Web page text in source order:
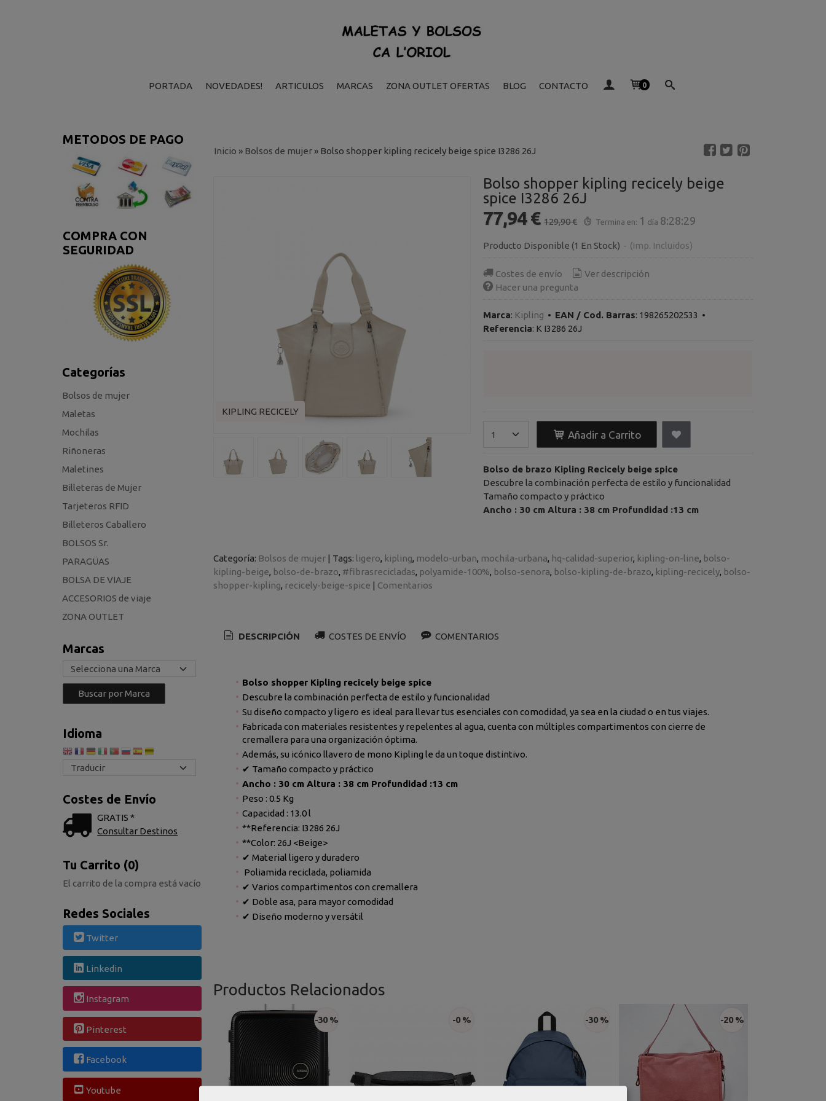
PORTADA NOVEDADES! ARTICULOS MARCAS ZONA OUTLET OFERTAS BLOG CONTACTO 0
METODOS DE PAGO
COMPRA CON
SEGURIDAD
Categorías
Bolsos de mujer
Maletas
Mochilas
Riñoneras
Maletines
Billeteras de Mujer
Tarjeteros RFID
Billeteros Caballero
BOLSOS Sr.
PARAGÜAS
BOLSA DE VIAJE
ACCESORIOS de viaje
ZONA OUTLET
Marcas
Idioma
Costes de Envío
GRATIS *
Consultar Destinos
Tu Carrito (0)
El carrito de la compra está vacío
Redes Sociales
Twitter
Linkedin
Instagram
Pinterest
Facebook
Youtube
Inicio » Bolsos de mujer» Bolso shopper kipling recicely beige spice I3286 26J
KIPLING RECICELY
Bolso shopper kipling recicely beige
spice I3286 26J
77,94 € 129,90 € Termina en: 1 día 8:28:28
Producto Disponible (1 En Stock) - (Imp. Incluidos)
Costes de envío
Ver descripción
Hacer una pregunta
Marca: Kipling • EAN / Cod. Barras: 198265202533 •
Referencia: K I3286 26J
Añadir a Carrito
Bolso de brazo Kipling Recicely beige spice
Descubre la combinación perfecta de estilo y funcionalidad
Tamaño compacto y práctico
Ancho : 30 cm Altura : 38 cm Profundidad :13 cm
Categoría: Bolsos de mujer| Tags: ligero kipling modelo-urban mochila-urbana hq-calidad-superior kipling-on-line bolso-
kipling-beige bolso-de-brazo #fibrasrecicladas polyamide-100% bolso-senora bolso-kipling-de-brazo kipling-recicely bolso-
shopper-kipling recicely-beige-spice | Comentarios
DESCRIPCIÓN COSTES DE ENVÍO COMENTARIOS
Bolso shopper Kipling recicely beige spice
Descubre la combinación perfecta de estilo y funcionalidad
Su diseño compacto y ligero es ideal para llevar tus esenciales con comodidad, ya sea en la ciudad o en tus viajes.
Fabricada con materiales resistentes y repelentes al agua, cuenta con múltiples compartimentos con cierre de
cremallera para una organización óptima.
Además, su icónico llavero de mono Kipling le da un toque distintivo.
✔ Tamaño compacto y práctico
Ancho : 30 cm Altura : 38 cm Profundidad :13 cm
Peso : 0.5 Kg
Capacidad : 13.0 l
**Referencia: I3286 26J
**Color: 26J <Beige>
✔ Material ligero y duradero
Poliamida reciclada, poliamida
✔ Varios compartimentos con cremallera
✔ Doble asa, para mayor comodidad
✔ Diseño moderno y versátil
Productos Relacionados
-30 % -0 % -30 % -20 %